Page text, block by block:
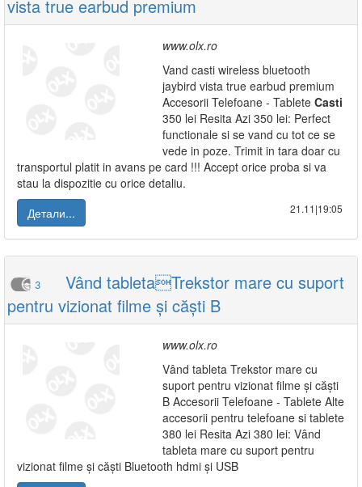
vista true earbud premium
www.olx.ro
Vand casti wireless bluetooth
jaybird vista true earbud premium
Accesorii Telefoane - Tablete Casti
350 lei Resita Azi 350 lei: Perfect
functionale si se vand cu tot ce se
vede in poze. Trimit in tara doar cu
transportul platit in avans pe card !!! Accept orice proba si va
stau la dispozitie cu orice detaliu.
Детали...
21.11|19:05
3
Vând tabletaTrekstor mare cu suport
pentru vizionat filme și căști B
www.olx.ro
Vând tableta Trekstor mare cu
suport pentru vizionat filme și căști
B Accesorii Telefoane - Tablete Alte
accesorii pentru telefoane si tablete
380 lei Resita Azi 380 lei: Vând
tableta mare cu suport pentru
vizionat filme și căști Bluetooth hdmi și USB